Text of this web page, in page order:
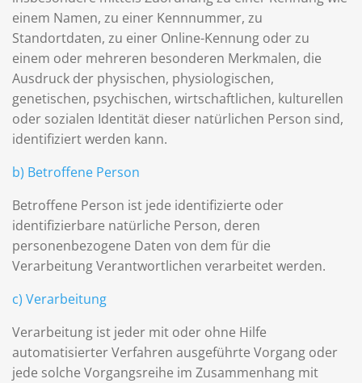
einem Namen, zu einer Kennnummer, zu
Standortdaten, zu einer Online-Kennung oder zu
einem oder mehreren besonderen Merkmalen, die
Ausdruck der physischen, physiologischen,
genetischen, psychischen, wirtschaftlichen, kulturellen
oder sozialen Identität dieser natürlichen Person sind,
identifiziert werden kann.
b) Betroffene Person
Betroffene Person ist jede identifizierte oder
identifizierbare natürliche Person, deren
personenbezogene Daten von dem für die
Verarbeitung Verantwortlichen verarbeitet werden.
c) Verarbeitung
Verarbeitung ist jeder mit oder ohne Hilfe
automatisierter Verfahren ausgeführte Vorgang oder
jede solche Vorgangsreihe im Zusammenhang mit